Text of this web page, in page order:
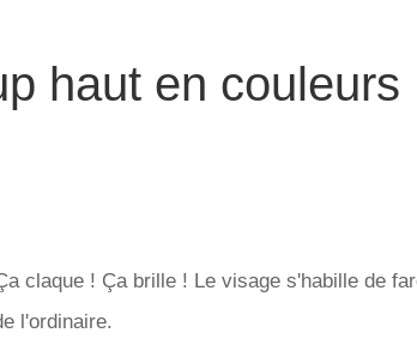
haut en couleurs
claque ! Ça brille ! Le visage s'habille de
l'ordinaire.